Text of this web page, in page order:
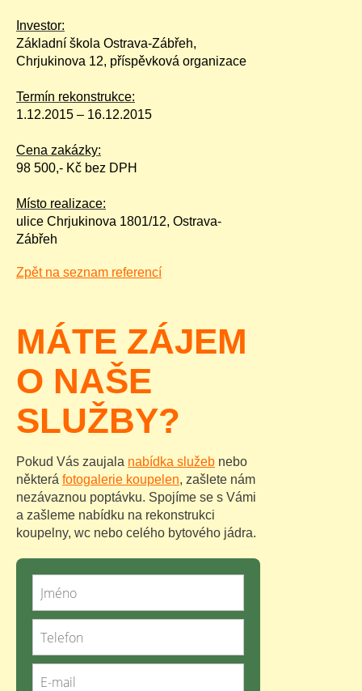
Investor:
Základní škola Ostrava-Zábřeh,
Chrjukinova 12, příspěvková organizace
Termín rekonstrukce:
1.12.2015 – 16.12.2015
Cena zakázky:
98 500,- Kč bez DPH
Místo realizace:
ulice Chrjukinova 1801/12, Ostrava-
Zábřeh
Zpět na seznam referencí
MÁTE ZÁJEM
O NAŠE
SLUŽBY?
Pokud Vás zaujala nabídka služeb nebo
některá fotogalerie koupelen, zašlete nám
nezávaznou poptávku. Spojíme se s Vámi
a zašleme nabídku na rekonstrukci
koupelny, wc nebo celého bytového jádra.